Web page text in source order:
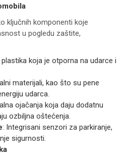
ključnih komponenti koje
u pogledu zaštite,
plastika koja je otporna na udarce i
materijali, kao što su pene
udarca.
ojačanja koja daju dodatnu
ozbiljna oštećenja.
: Integrisani senzori za parkiranje,
sigurnosti.